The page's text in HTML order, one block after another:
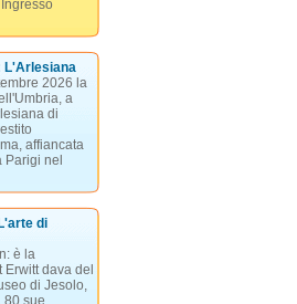
L'Arlesiana
2026 la
a
di
affiancata
nel
di
è la
dava del
di Jesolo,
80 sue